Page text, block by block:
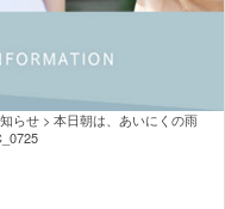
らせ > 本日朝は、あいにくの雨